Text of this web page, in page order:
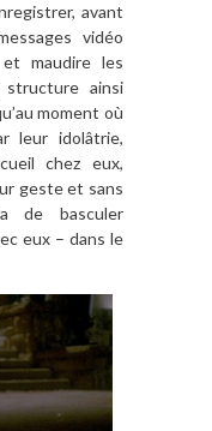
avant
vidéo
maudire les
structure ainsi
moment où
leur idolâtrie,
chez eux,
geste et sans
de basculer
eux – dans le